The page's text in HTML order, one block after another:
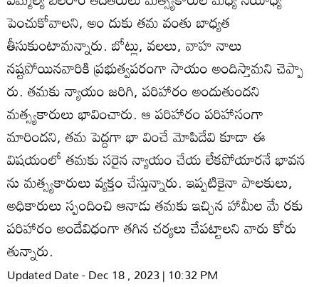
పెంచుకోవాలని, అం దుకు తమ వంతు బాధ్యత
తీసుకుంటామన్నారు. బోట్లు, వలలు, వాహ నాలు
నష్టపోయినవారికి ప్రభుత్వపరంగా సాయం అందిస్తామని చెప్పా
రు. తమకు న్యాయం జరిగి, పరిహారం అందుతుందని
మత్స్యకారులు భావించారు. ఆ పరిహారం పరిహాసంగా
మారిందని, తమ పెద్దగా భా వించే మోపిదేవి కూడా ఈ
విషయంలో తమకు సరైన న్యాయం చేయ లేకపోయారనే భావన
ను మత్స్యకారులు వ్యక్తం చేస్తున్నారు. ఇప్పటికైనా పాలకులు,
అధికారులు స్పందించి ఆనాడు తమకు ఇచ్చిన హామీల మే రకు
పరిహారం అందేవిధంగా తగిన చర్యలు చేపట్టాలని వారు కోరు
తున్నారు.
Updated Date - Dec 18 , 2023 | 10:32 PM